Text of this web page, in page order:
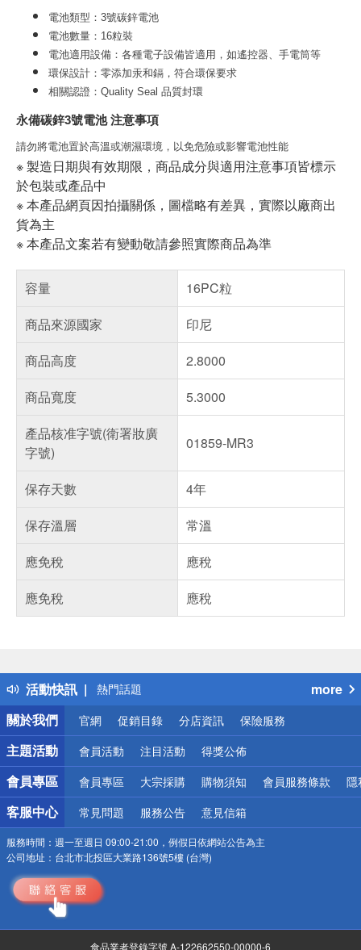
電池類型：3號碳鋅電池
電池數量：16粒裝
電池適用設備：各種電子設備皆適用，如遙控器、手電筒等
環保設計：零添加汞和鎘，符合環保要求
相關認證：Quality Seal 品質封環
永備碳鋅3號電池 注意事項
請勿將電池置於高溫或潮濕環境，以免危險或影響電池性能
※ 製造日期與有效期限，商品成分與適用注意事項皆標示
於包裝或產品中
※ 本產品網頁因拍攝關係，圖檔略有差異，實際以廠商出
貨為主
※ 本產品文案若有變動敬請參照實際商品為準
容量
16PC粒
商品來源國家
印尼
商品高度
2.8000
商品寬度
5.3000
產品核准字號(衛署妝廣
字號)
01859-MR3
保存天數
4年
保存溫層
常溫
應免稅
應稅
應免稅
應稅
活動快訊
得獎公告
熱門話題
銀行優惠
偏遠地區配送
詐騙網頁！請小心！
more
關於我們
官網 促銷目錄 分店資訊 保險服務
主題活動 會員活動 注目活動 得獎公佈
會員專區 會員專區 大宗採購 購物須知 會員服務條款 隱
客服中心 常見問題 服務公告 意見信箱
服務時間： 週一至週日 09:00-21:00，例假日依網站公告為主
公司地址： 台北市北投區大業路136號5樓 (台灣)
食品業者登錄字號 A-122662550-00000-6